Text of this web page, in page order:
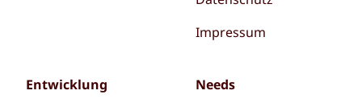
Impressum
Entwicklung
Needs